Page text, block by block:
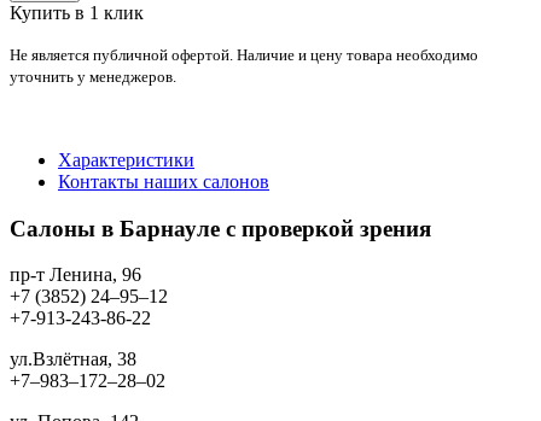
Купить в 1 клик
Не является публичной офертой. Наличие и цену товара необходимо
уточнить у менеджеров.
Характеристики
Контакты наших салонов
Салоны в Барнауле с проверкой зрения
пр-т Ленина, 96
+7 (3852) 24‒95‒12
+7-913-243-86-22
ул.Взлётная, 38
+7‒983‒172‒28‒02